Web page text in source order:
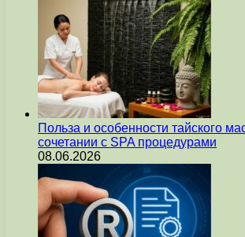
Польза и особенности тайского
сочетании с SPA процедурами
08.06.2026